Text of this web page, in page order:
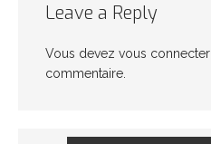
Leave a Reply
Vous devez vous connecter
commentaire.